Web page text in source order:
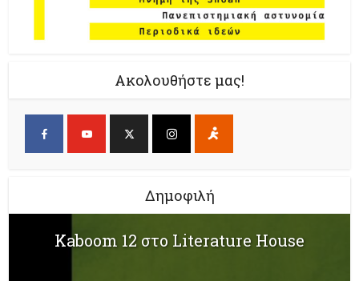
Ακολουθήστε μας!
Δημοφιλή
Kaboom 12 στο Literature House